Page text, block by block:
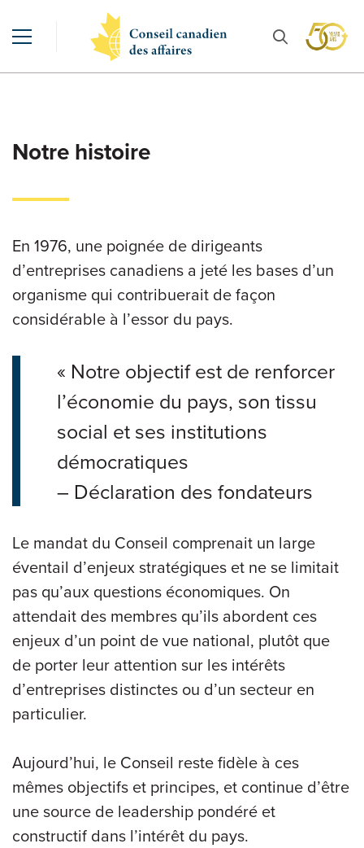
Notre histoire
En 1976, une poignée de dirigeants
d’entreprises canadiens a jeté les bases d’un
organisme qui contribuerait de façon
considérable à l’essor du pays.
« Notre objectif est de renforcer
l’économie du pays, son tissu
social et ses institutions
démocratiques
– Déclaration des fondateurs
Le mandat du Conseil comprenait un large
éventail d’enjeux stratégiques et ne se limitait
pas qu’aux questions économiques. On
attendait des membres qu’ils abordent ces
enjeux d’un point de vue national, plutôt que
de porter leur attention sur les intérêts
d’entreprises distinctes ou d’un secteur en
particulier.
Aujourd’hui, le Conseil reste fidèle à ces
mêmes objectifs et principes, et continue d’être
une source de leadership pondéré et
constructif dans l’intérêt du pays.